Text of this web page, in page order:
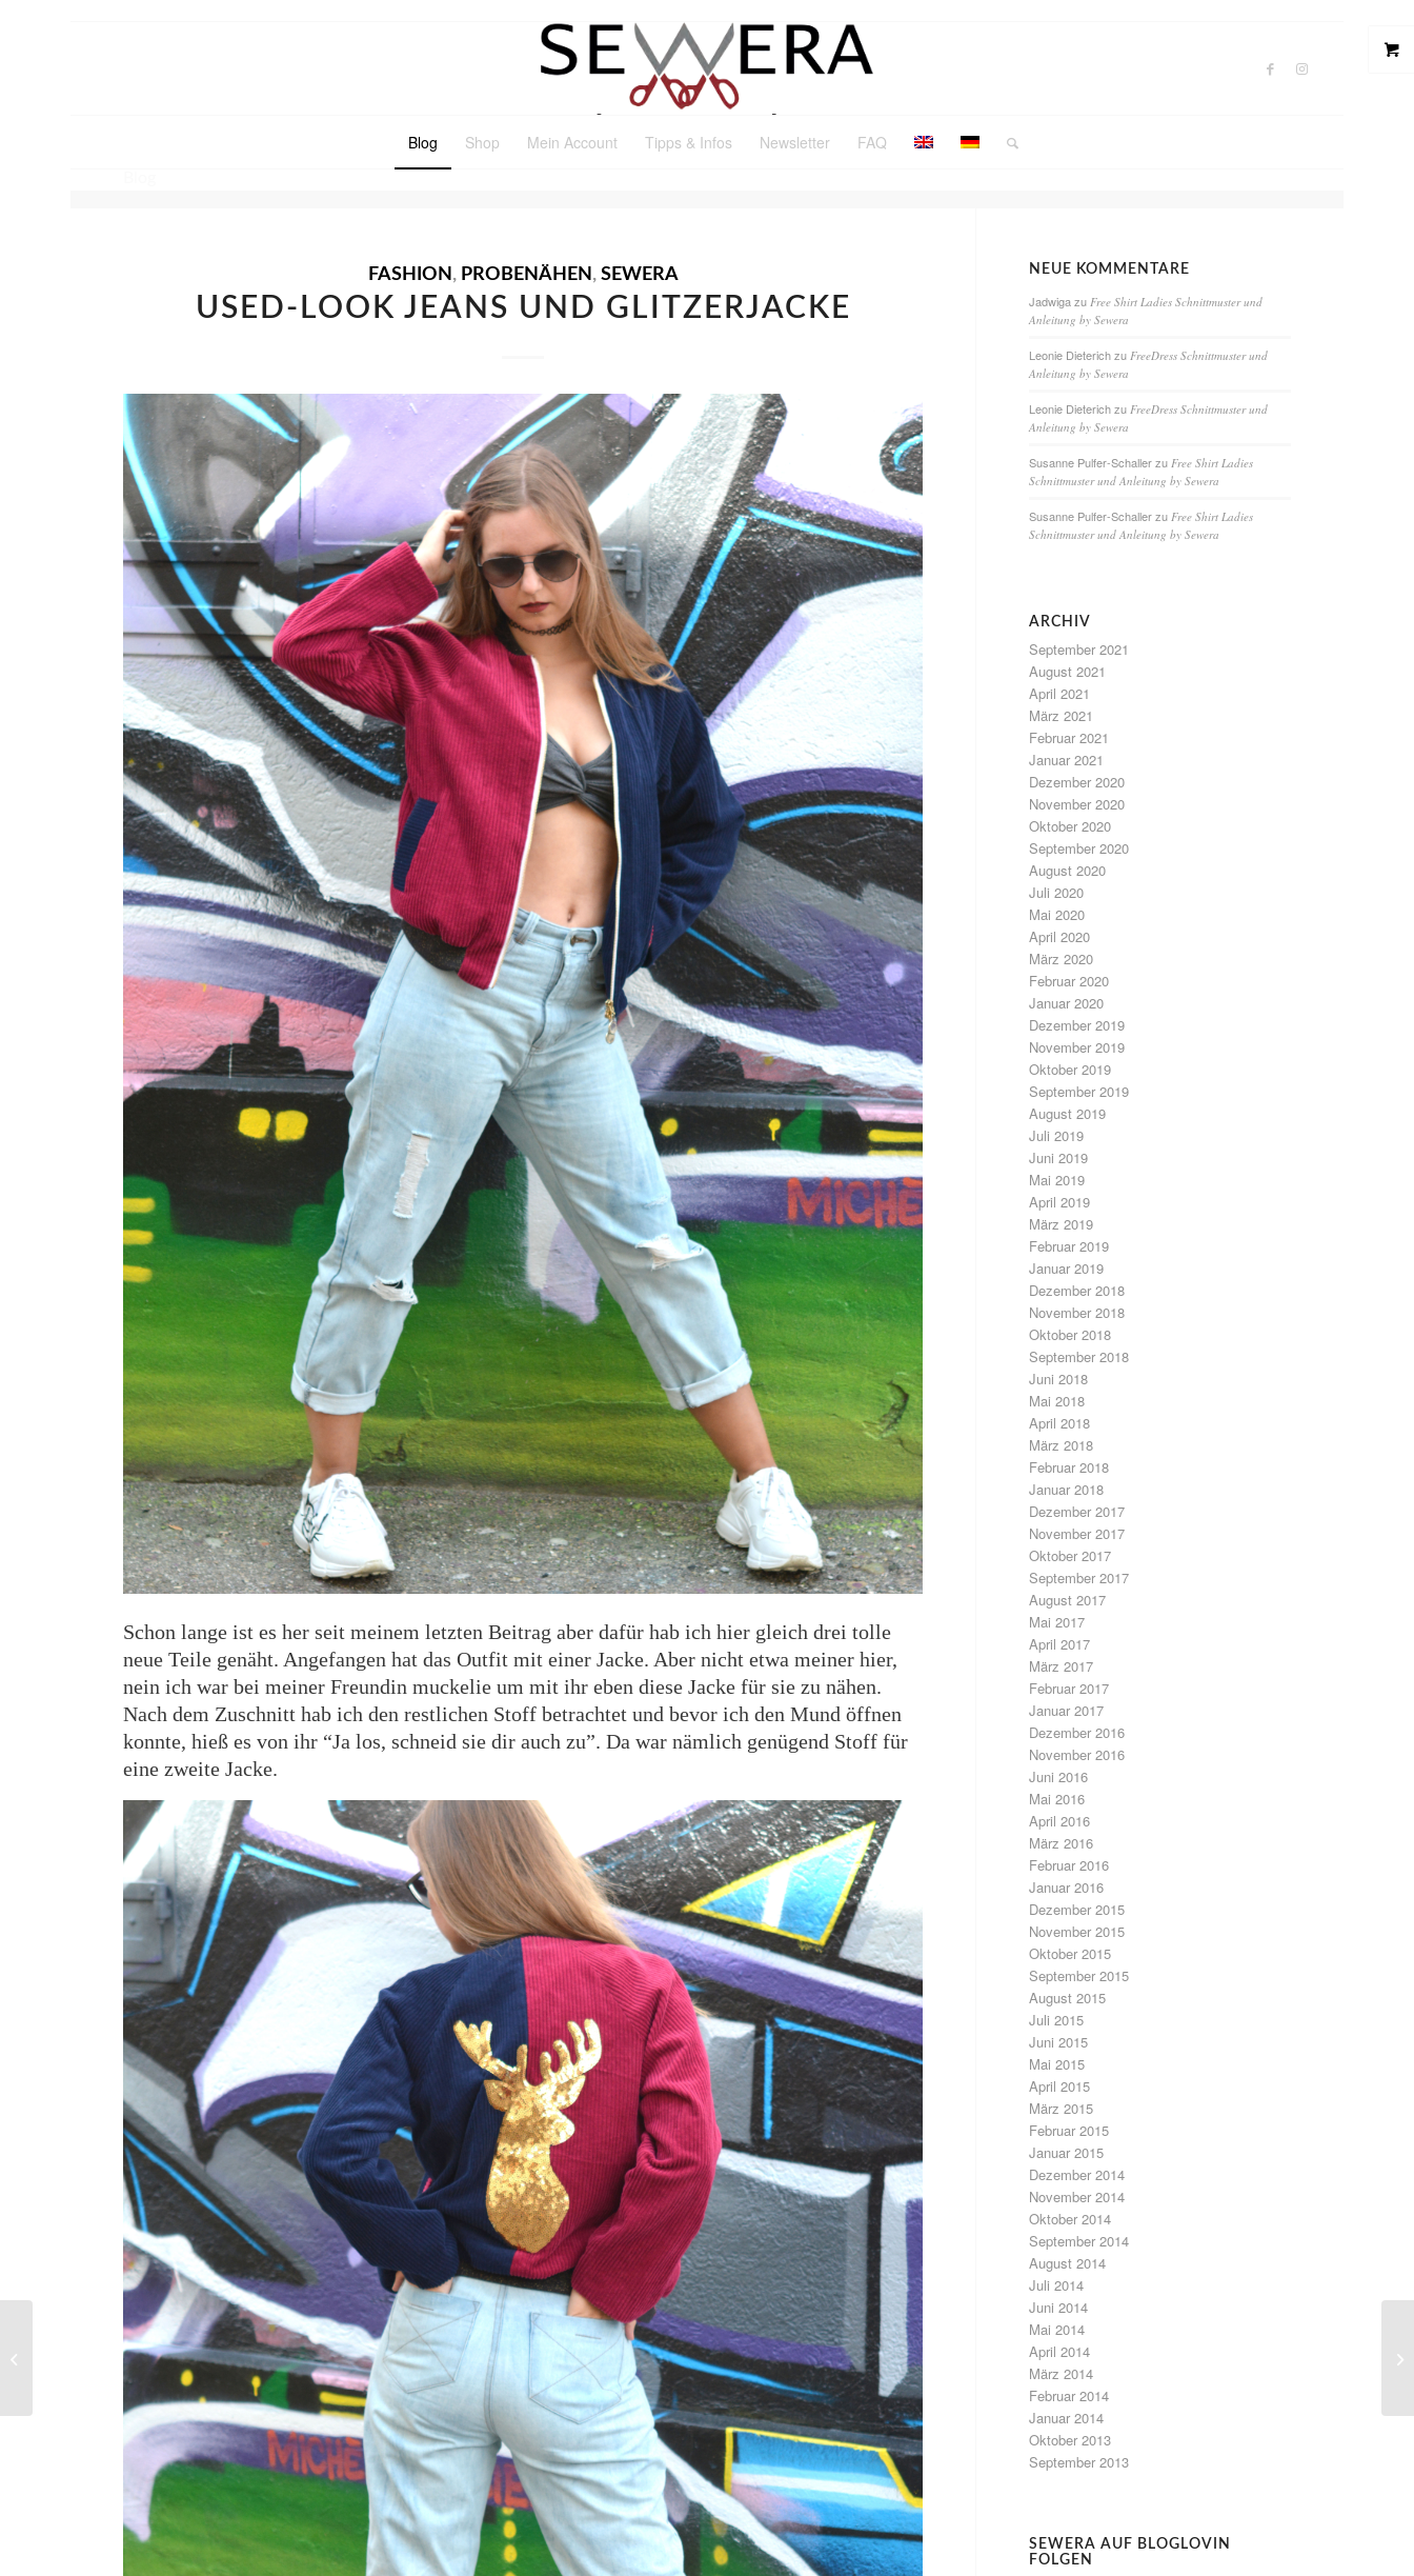
Blog Shop Mein Account Tipps & Infos Newsletter FAQ
FASHION , PROBENÄHEN , SEWERA
USED-LOOK JEANS UND GLITZERJACKE
Schon lange ist es her seit meinem letzten Beitrag aber dafür hab ich hier gleich drei tolle
neue Teile genäht. Angefangen hat das Outfit mit einer Jacke. Aber nicht etwa meiner hier,
nein ich war bei meiner Freundin muckelie um mit ihr eben diese Jacke für sie zu nähen.
Nach dem Zuschnitt hab ich den restlichen Stoff betrachtet und bevor ich den Mund öffnen
konnte, hieß es von ihr “Ja los, schneid sie dir auch zu”. Da war nämlich genügend Stoff für
eine zweite Jacke.
NEUE KOMMENTARE
Jadwigazu Free Shirt Ladies Schnittmuster und
Anleitung by Sewera
Leonie Dieterichzu FreeDress Schnittmuster und
Anleitung by Sewera
Leonie Dieterichzu FreeDress Schnittmuster und
Anleitung by Sewera
Susanne Pulfer-Schallerzu Free Shirt Ladies
Schnittmuster und Anleitung by Sewera
Susanne Pulfer-Schallerzu Free Shirt Ladies
Schnittmuster und Anleitung by Sewera
ARCHIV
September 2021
August 2021
April 2021
März 2021
Februar 2021
Januar 2021
Dezember 2020
November 2020
Oktober 2020
September 2020
August 2020
Juli 2020
Mai 2020
April 2020
März 2020
Februar 2020
Januar 2020
Dezember 2019
November 2019
Oktober 2019
September 2019
August 2019
Juli 2019
Juni 2019
Mai 2019
April 2019
März 2019
Februar 2019
Januar 2019
Dezember 2018
November 2018
Oktober 2018
September 2018
Juni 2018
Mai 2018
April 2018
März 2018
Februar 2018
Januar 2018
Dezember 2017
November 2017
Oktober 2017
September 2017
August 2017
Mai 2017
April 2017
März 2017
Februar 2017
Januar 2017
Dezember 2016
November 2016
Juni 2016
Mai 2016
April 2016
März 2016
Februar 2016
Januar 2016
Dezember 2015
November 2015
Oktober 2015
September 2015
August 2015
Juli 2015
Juni 2015
Mai 2015
April 2015
März 2015
Februar 2015
Januar 2015
Dezember 2014
November 2014
Oktober 2014
September 2014
August 2014
Juli 2014
Juni 2014
Mai 2014
April 2014
März 2014
Februar 2014
Januar 2014
Oktober 2013
September 2013
SEWERA AUF BLOGLOVIN
FOLGEN
Partnerlook im